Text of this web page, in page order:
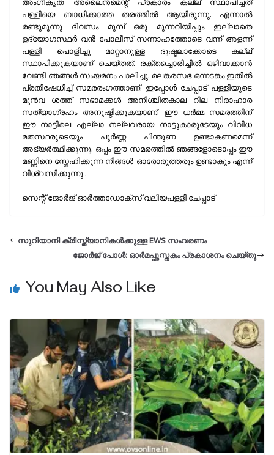
പള്ളിയെ ബാധിക്കാത്ത തരത്തിൽ ആയിരുന്നു. എന്നാൽ
രണ്ടുമൂന്നു ദിവസം മുമ്പ് ഒരു മുന്നറിയിപ്പും ഇല്ലാതെ
ഉദ്യോഗസ്ഥർ വൻ പോലീസ് സന്നാഹത്തോടെ വന്ന് അളന്ന്
പള്ളി പൊളിച്ചു മാറ്റാനുള്ള ദുഷ്ടലാക്കോടെ കല്ല്
സ്ഥാപിക്കുകയാണ് ചെയ്തത്. രക്തച്ചൊരിച്ചിൽ ഒഴിവാക്കാൻ
വേണ്ടി ഞങ്ങൾ സംയമനം പാലിച്ചു. മലങ്കരസഭ ഒന്നടങ്കം ഇതിൽ
പ്രതിഷേധിച്ച് സമരരംഗത്താണ്. ഇപ്പോൾ ചേപ്പാട് പള്ളിയുടെ
മുൻവ ശത്ത് സഭാമക്കൾ അനിശ്ചിതകാല റില നിരാഹാര
സത്യാഗ്രഹം അനുഷ്ഠിക്കുകയാണ്. ഈ ധർമ്മ സമരത്തിന്
ഈ നാട്ടിലെ എല്ലാ നല്ലവരായ നാട്ടുകാരുടേയും വിവിധ
മതസ്ഥരുടെയും പൂർണ്ണ പിന്തുണ ഉണ്ടാകണമെന്ന്
അഭ്യർത്ഥിക്കുന്നു. ഒപ്പം ഈ സമരത്തിൽ ഞങ്ങളോടൊപ്പം ഈ
മണ്ണിനെ സ്നേഹിക്കുന്ന നിങ്ങൾ ഓരോരുത്തരും ഉണ്ടാകും എന്ന്
വിശ്വസിക്കുന്നു .
സെന്റ് ജോർജ് ഓർത്തഡോക്സ് വലിയപള്ളി ചേപ്പാട്
സുറിയാനി ക്രിസ്ത്യാനികൾക്കുള്ള EWS സംവരണം
ജോർജ് പോൾ: ഓർമപ്പുസ്തകം പ്രകാശനം ചെയ്തു
You May Also Like